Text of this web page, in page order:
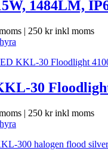
1484LM,
| 250 krinkl moms
30
| 250 krinkl moms